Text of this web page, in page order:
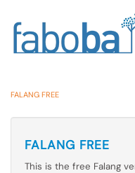
Skip to main content
FALANG FREE
FALANG FREE
This is the free Falang